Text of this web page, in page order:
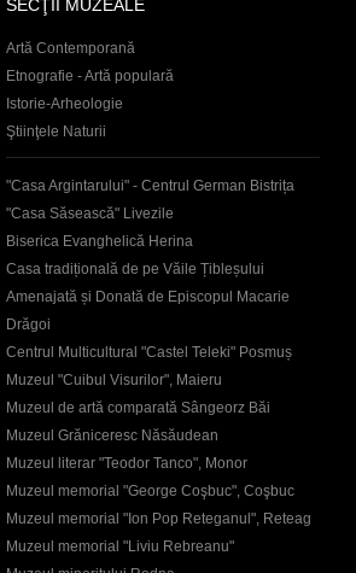
SECŢII MUZEALE
Artă Contemporană
Etnografie - Artă populară
Istorie-Arheologie
Ştiinţele Naturii
"Casa Argintarului" - Centrul German Bistrița
"Casa Săsească" Livezile
Biserica Evanghelică Herina
Casa tradițională de pe Văile Țibleșului
Amenajată și Donată de Episcopul Macarie
Drăgoi
Centrul Multicultural "Castel Teleki" Posmuș
Muzeul "Cuibul Visurilor", Maieru
Muzeul de artă comparată Sângeorz Băi
Muzeul Grăniceresc Năsăudean
Muzeul literar "Teodor Tanco", Monor
Muzeul memorial "George Coşbuc", Coşbuc
Muzeul memorial "Ion Pop Reteganul", Reteag
Muzeul memorial "Liviu Rebreanu"